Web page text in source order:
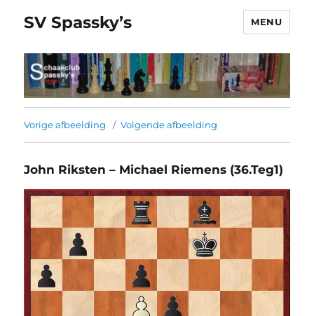
SV Spassky’s MENU
Vorige afbeelding Volgende afbeelding
John Riksten – Michael Riemens (36.Teg1)